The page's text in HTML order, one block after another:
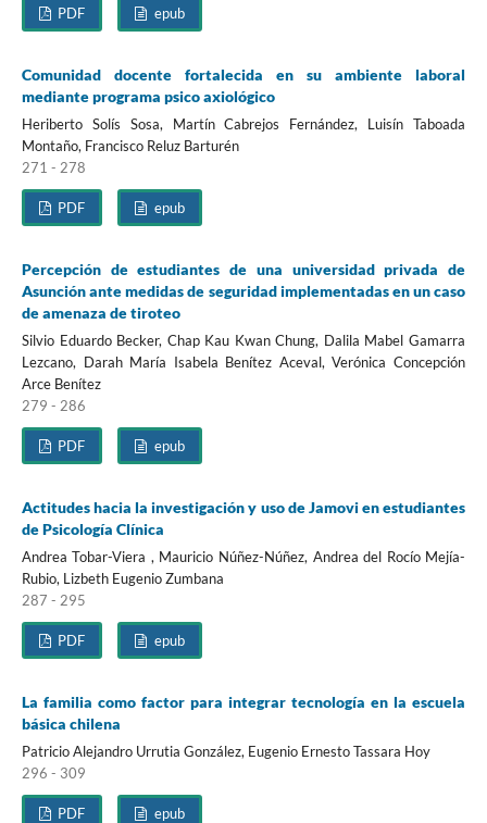
PDF epub
Comunidad docente fortalecida en su ambiente laboral
mediante programa psico axiológico
Heriberto Solís Sosa, Martín Cabrejos Fernández, Luisín Taboada
Montaño, Francisco Reluz Barturén
271 - 278
PDF epub
Percepción de estudiantes de una universidad privada de
Asunción ante medidas de seguridad implementadas en un caso
de amenaza de tiroteo
Silvio Eduardo Becker, Chap Kau Kwan Chung, Dalila Mabel Gamarra
Lezcano, Darah María Isabela Benítez Aceval, Verónica Concepción
Arce Benítez
279 - 286
PDF epub
Actitudes hacia la investigación y uso de Jamovi en estudiantes
de Psicología Clínica
Andrea Tobar-Viera , Mauricio Núñez-Núñez, Andrea del Rocío Mejía-
Rubio, Lizbeth Eugenio Zumbana
287 - 295
PDF epub
La familia como factor para integrar tecnología en la escuela
básica chilena
Patricio Alejandro Urrutia González, Eugenio Ernesto Tassara Hoy
296 - 309
PDF epub